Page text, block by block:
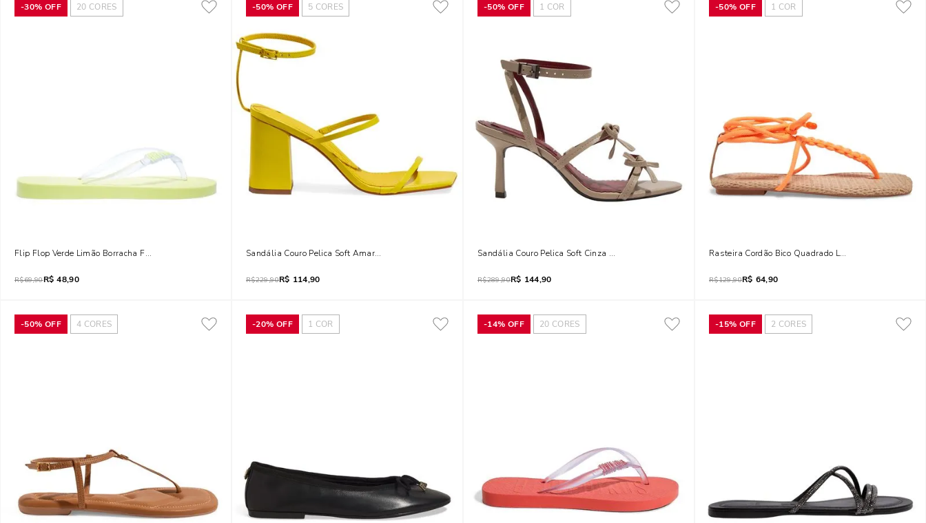
-30% OFF 20 CORES
Flip Flop Verde Limão Borracha Flat
R$69,90R$ 48,90
-50% OFF 5 CORES
Sandália Couro Pelica Soft Amarelo
R$229,90R$ 114,90
-50% OFF 1 COR
Sandália Couro Pelica Soft Cinza Salto Médio Fino
R$289,90R$ 144,90
-50% OFF 1 COR
Rasteira Cordão Bico Quadrado Laranja
R$129,90R$ 64,90
-50% OFF 4 CORES -20% OFF 1 COR -14% OFF 20 CORES -15% OFF 2 CORES